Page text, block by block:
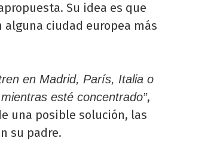
Su idea es que
ciudad europea más
en Madrid, París, Italia o
esté concentrado”,
una posible solución, las
su padre.